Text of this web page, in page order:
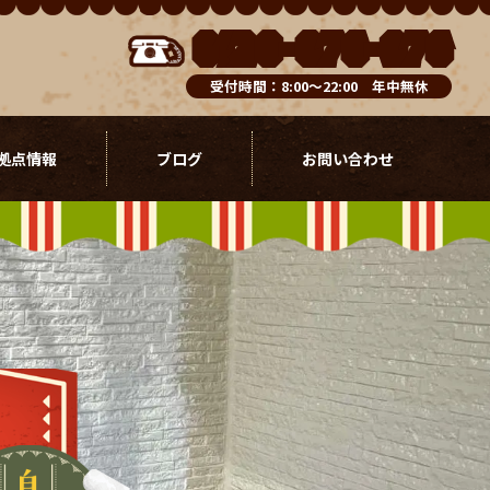
0120-076-976
受付時間：8:00～22:00 年中無休
点情報 ブログ お問い合わせ